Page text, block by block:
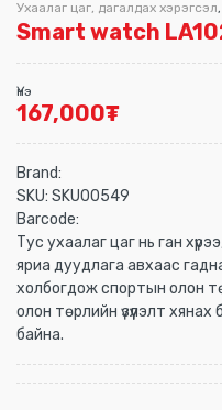
Ухаалаг цаг, дагалдах хэрэгсэл,
Smart watch
Үнэ
167,000₮
Brand:
SKU: SKU00549
Barcode:
Тус ухаалаг цаг нь ган
яриа дуудлага авхаас
холбогдож спортын олон
олон төрлийн үзүүлэлт
байна.